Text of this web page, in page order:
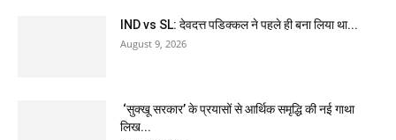
IND vs SL: देवदत्त पडिक्कल ने पहले ही बना लिया था...
August 9, 2026
‘सुक्खू सरकार’ के प्रयासों से आर्थिक समृद्धि की नई गाथा
लिख...